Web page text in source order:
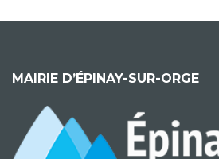
MAIRIE D’ÉPINAY-SUR-ORGE